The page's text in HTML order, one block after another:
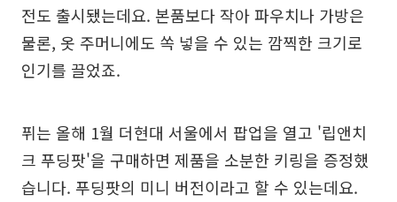
전도 출시됐는데요. 본품보다 작아 파우치나 가방은
물론, 옷 주머니에도 쏙 넣을 수 있는 깜찍한 크기로
인기를 끌었죠.
퓌는 올해 1월 더현대 서울에서 팝업을 열고 '립앤치
크 푸딩팟'을 구매하면 제품을 소분한 키링을 증정했
습니다. 푸딩팟의 미니 버전이라고 할 수 있는데요.